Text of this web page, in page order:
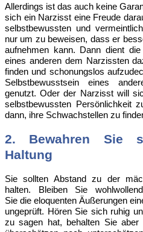
Allerdings ist das auch keine
sich ein Narzisst eine Freude
selbstbewussten und
nur um zu beweisen, dass er
aufnehmen kann. Dann dient
eines anderen dem Narzissten
finden und schonungslos
Selbstbewusstsein eines
genutzt. Oder der Narzisst will
selbstbewussten Persönlichkeit
dann, ihre Schwachstellen zu
2. Bewahren Sie
Haltung
Sie sollten Abstand zu der
halten. Bleiben Sie
Sie die eloquenten Äußerungen
ungeprüft. Hören Sie sich ruhig
zu sagen hat, behalten Sie